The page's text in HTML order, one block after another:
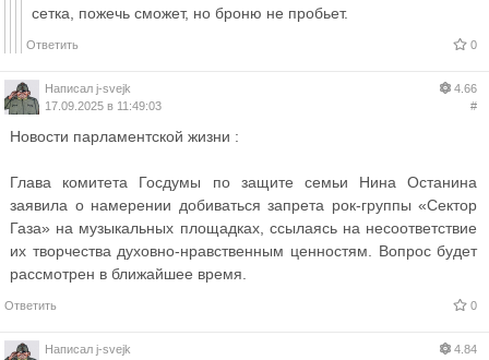
сетка, пожечь сможет, но броню не пробьет.
Ответить 0
Написал j-svejk
17.09.2025 в 11:49:03
4.66
#
Новости парламентской жизни :
Глава комитета Госдумы по защите семьи Нина Останина
заявила о намерении добиваться запрета рок-группы «Сектор
Газа» на музыкальных площадках, ссылаясь на несоответствие
их творчества духовно-нравственным ценностям. Вопрос будет
рассмотрен в ближайшее время.
Ответить 0
Написал j-svejk
4.84